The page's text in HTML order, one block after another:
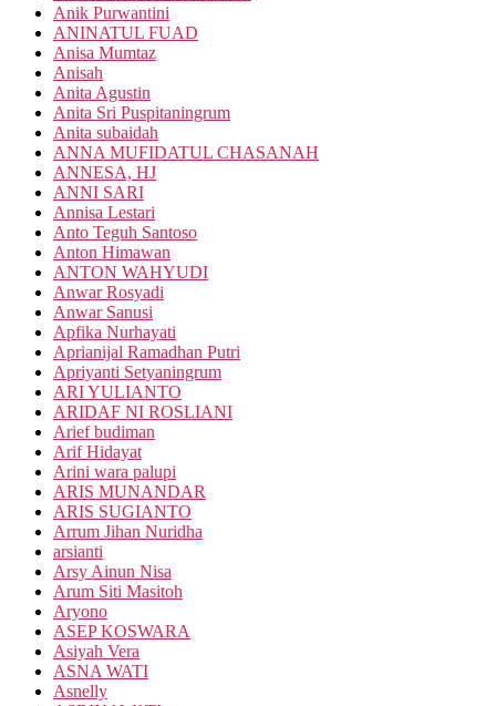
Anik Purwantini
ANINATUL FUAD
Anisa Mumtaz
Anisah
Anita Agustin
Anita Sri Puspitaningrum
Anita subaidah
ANNA MUFIDATUL CHASANAH
ANNESA, HJ
ANNI SARI
Annisa Lestari
Anto Teguh Santoso
Anton Himawan
ANTON WAHYUDI
Anwar Rosyadi
Anwar Sanusi
Apfika Nurhayati
Aprianijal Ramadhan Putri
Apriyanti Setyaningrum
ARI YULIANTO
ARIDAF NI ROSLIANI
Arief budiman
Arif Hidayat
Arini wara palupi
ARIS MUNANDAR
ARIS SUGIANTO
Arrum Jihan Nuridha
arsianti
Arsy Ainun Nisa
Arum Siti Masitoh
Aryono
ASEP KOSWARA
Asiyah Vera
ASNA WATI
Asnelly